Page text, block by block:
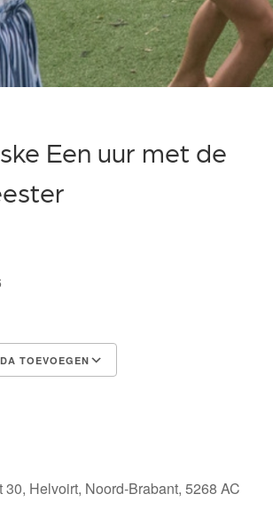
Een uur met de
TOEVOEGEN
30, Helvoirt, Noord-Brabant, 5268 AC